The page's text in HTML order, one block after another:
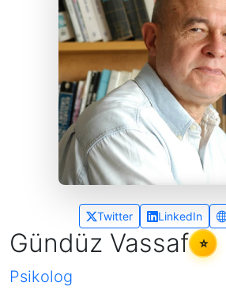
Twitter LinkedIn
Gündüz Vassaf ⭐
Psikolog